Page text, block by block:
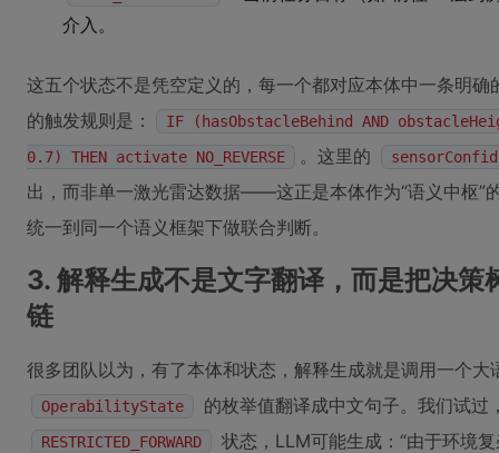
介入。
这五个状态不是凭空定义的，每一个都对应本体中一条明确
的触发规则是：
IF (hasObstacleBehind AND
0.7) THEN activate NO_REVERSE
。这里的
出，而非单一激光雷达数据——这正是本体作为“语义中枢”
统一到同一个语义框架下做联合判断。
3. 解释生成不是文字翻译，而是把决策
链
很多团队以为，有了本体和状态，解释生成就是调用一个大
OperabilityState 的枚举值翻译成中文句子。我们试过
RESTRICTED_FORWARD
状态，LLM可能生成：“由于环境